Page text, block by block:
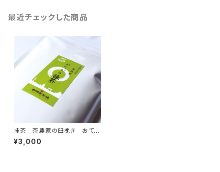
最近チェックした商品
抹茶 茶農家の臼挽き おてが
る抹茶400ｇ(200g×2)
¥3,000